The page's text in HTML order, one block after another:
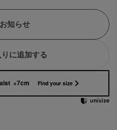
知らせ
に追加する
+7cm Find your size